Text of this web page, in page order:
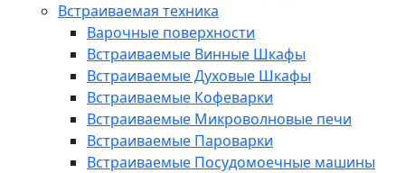
Встраиваемая техника
Варочные поверхности
Встраиваемые Винные Шкафы
Встраиваемые Духовые Шкафы
Встраиваемые Кофеварки
Встраиваемые Микроволновые печи
Встраиваемые Пароварки
Встраиваемые Посудомоечные машины